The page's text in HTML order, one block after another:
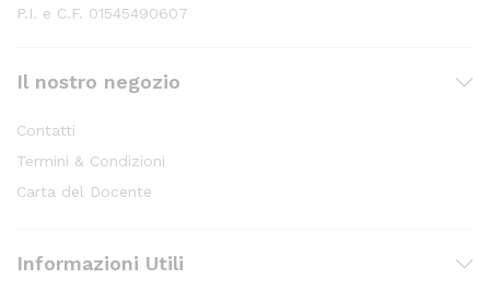
P.I. e C.F. 01545490607
Il nostro negozio
Contatti
Termini & Condizioni
Carta del Docente
Informazioni Utili